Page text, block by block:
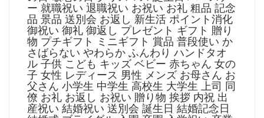
ー 就職祝い 退職祝い お祝い お礼 粗品 記念
品 景品 送別会 お返し 新生活 ポイント消化
御祝い 御礼 御返し プレゼント ギフト 贈り
物 プチギフト ミニギフト 賞品 普段使い か
さばらない やわらか ふんわり ハンドタオ
ル 子供 こども キッズ ベビー 赤ちゃん 女の
子 女性 レディース 男性 メンズ お母さん お
父さん 小学生 中学生 高校生 大学生 上司 同
僚 お礼 お返し お祝い 贈り物 挨拶 内祝 出
産祝い 結婚祝い 送別会 誕生日 結婚記念日